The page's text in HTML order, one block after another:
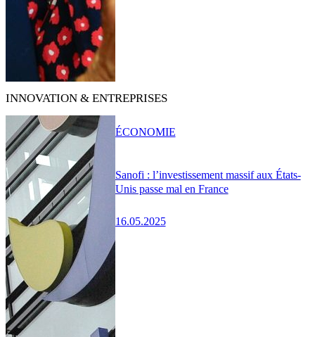
INNOVATION & ENTREPRISES
Sanofi : l’investissement massif aux États-
Unis passe mal en France
16.05.2025
ÉCONOMIE